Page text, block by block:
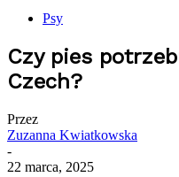
Psy
Czy pies
Czech?
Przez
Zuzanna Kwiatkowska
-
22 marca, 2025